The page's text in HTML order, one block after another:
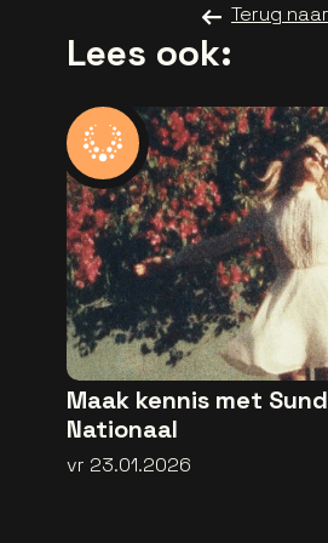
Terug
Lees ook:
Maak kennis met
Nationaal
vr 23.01.2026